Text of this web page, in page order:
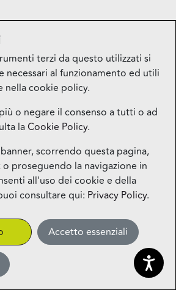
– Coming
terzi da questo utilizzati si
necessari al funzionamento ed utili
nella cookie policy.
o negare il consenso a tutti o ad
laCookie Policy.
scorrendo questa pagina,
proseguendo la navigazione in
all'uso dei cookie e della
consultare qui: Privacy Policy.
Accetto essenziali